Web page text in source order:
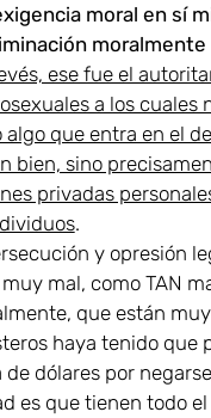
moral en sí
moralmente
ese fue el
a los cuales
algo que entra en el
bien, sino
privadas
.
y opresión
mal, como TAN
que están
haya tenido que
de dólares por
es que tienen todo